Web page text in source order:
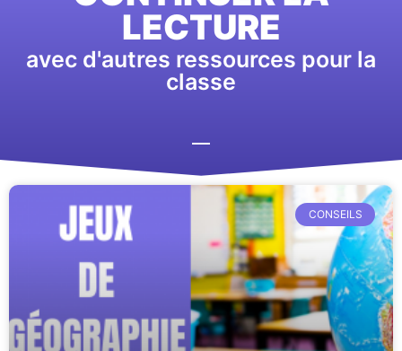
LECTURE
avec d'autres ressources pour la
classe
CONSEILS